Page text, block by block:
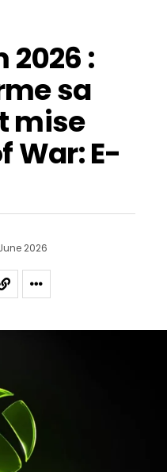
:
sa
mise
War: E-
2026